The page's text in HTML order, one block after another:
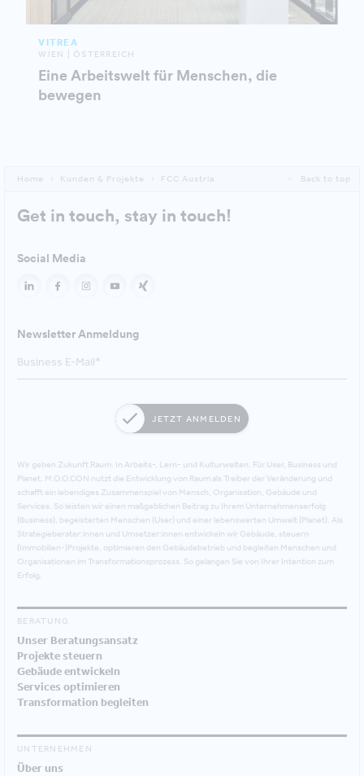
VITREA
WIEN | ÖSTERREICH
Eine Arbeitswelt für Menschen, die
bewegen
Home Kunden & Projekte FCC Austria Back to top
Get in touch, stay in touch!
Social Media
Newsletter Anmeldung
JETZT ANMELDEN
Wir geben Zukunft Raum. In Arbeits-, Lern- und Kulturwelten. Für User, Business und
Planet. M.O.O.CON nutzt die Entwicklung von Raum als Treiber der Veränderung und
schafft ein lebendiges Zusammenspiel von Mensch, Organisation, Gebäude und
Services. So leisten wir einen maßgeblichen Beitrag zu Ihrem Unternehmenserfolg
(Business), begeisterten Menschen (User) und einer lebenswerten Umwelt (Planet). Als
Strategieberater:innen und Umsetzer:innen entwickeln wir Gebäude, steuern
(Immobilien-)Projekte, optimieren den Gebäudebetrieb und begleiten Menschen und
Organisationen im Transformationsprozess. So gelangen Sie von Ihrer Intention zum
Erfolg.
BERATUNG
Unser Beratungsansatz
Projekte steuern
Gebäude entwickeln
Services optimieren
Transformation begleiten
UNTERNEHMEN
Über uns